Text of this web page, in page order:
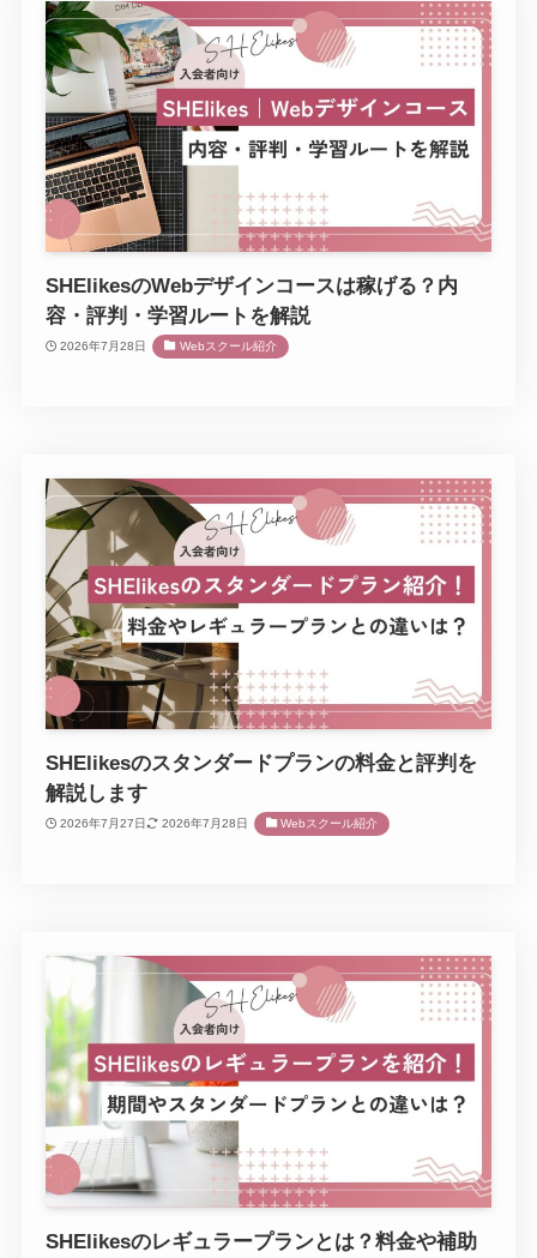
SHElikesのWebデザインコースは稼げる？内
容・評判・学習ルートを解説
2026年7月28日 Webスクール紹介
SHElikesのスタンダードプランの料金と評判を
解説します
2026年7月27日 2026年7月28日 Webスクール紹介
SHElikesのレギュラープランとは？料金や補助